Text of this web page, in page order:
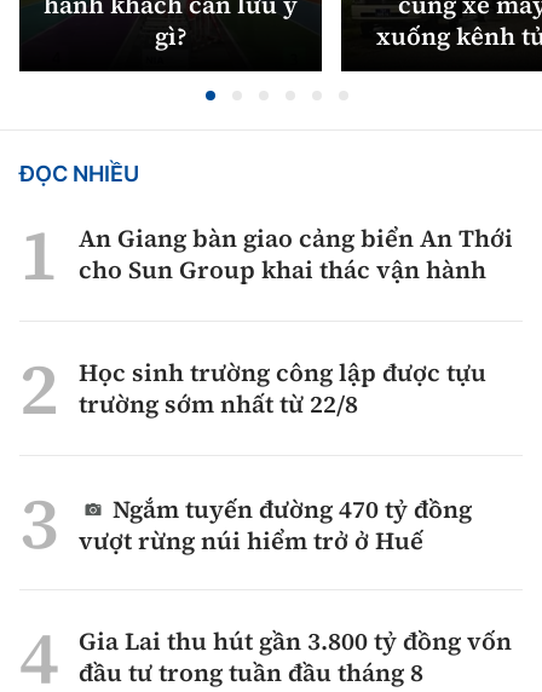
gì?
xuống kênh
ĐỌC NHIỀU
An Giang bàn giao cảng biển An Thới
cho Sun Group khai thác vận hành
Học sinh trường công lập được tựu
trường sớm nhất từ 22/8
Ngắm tuyến đường 470 tỷ đồng
vượt rừng núi hiểm trở ở Huế
Gia Lai thu hút gần 3.800 tỷ đồng vốn
đầu tư trong tuần đầu tháng 8